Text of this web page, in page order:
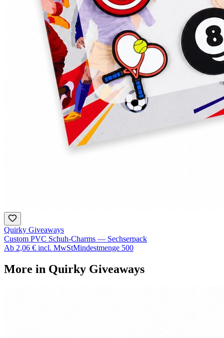
Quirky Giveaways
Custom PVC Schuh-Charms — Sechserpack
Ab 2,06 € incl. MwStMindestmenge 500
More in Quirky Giveaways